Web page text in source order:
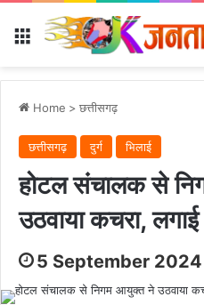
Menu
Home > छत्तीसगढ़
छत्तीसगढ़ दुर्ग भिलाई
होटल संचालक से
उठवाया कचरा,
5 September 2024